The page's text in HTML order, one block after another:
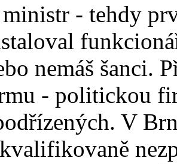
- tehdy
nemáš šanci.
- politickou
V